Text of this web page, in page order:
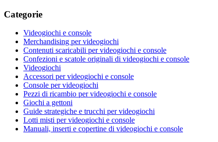
Categorie
Videogiochi e console
Merchandising per videogiochi
Contenuti scaricabili per videogiochi e console
Confezioni e scatole originali di videogiochi e console
Videogiochi
Accessori per videogiochi e console
Console per videogiochi
Pezzi di ricambio per videogiochi e console
Giochi a gettoni
Guide strategiche e trucchi per videogiochi
Lotti misti per videogiochi e console
Manuali, inserti e copertine di videogiochi e console